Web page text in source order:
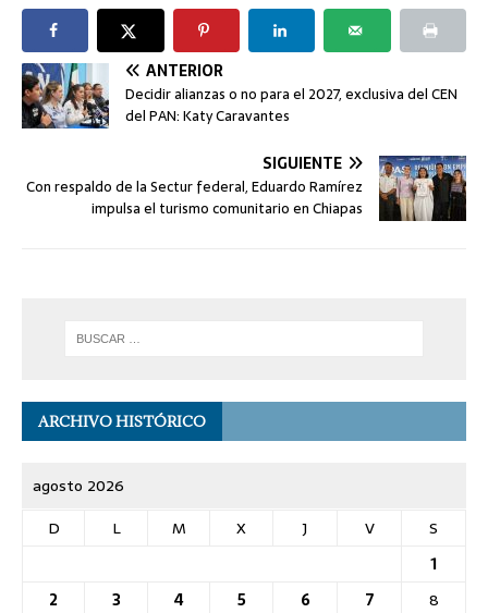
ANTERIOR
Decidir alianzas o no para el 2027, exclusiva del CEN
del PAN: Katy Caravantes
SIGUIENTE
Con respaldo de la Sectur federal, Eduardo Ramírez
impulsa el turismo comunitario en Chiapas
ARCHIVO HISTÓRICO
agosto 2026
D
L M X J V
S
1
2
3 4 5 6 7
8